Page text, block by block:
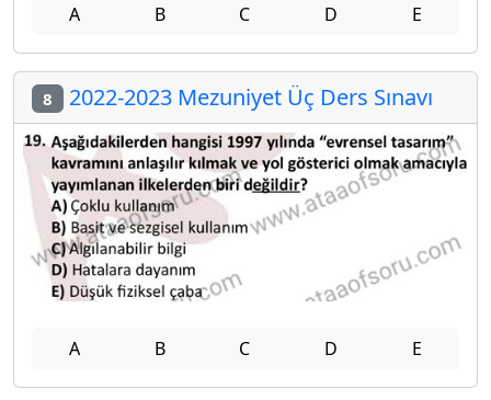
A B C D E
8 2022-2023 Mezuniyet Üç Ders Sınavı
A B C D E